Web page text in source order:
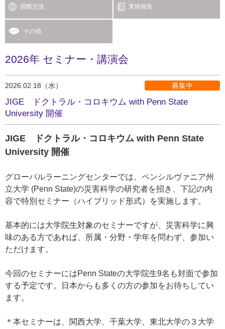
国際交流 実績報告
その他
2026年 セミナー・講演会
2026.02.18（水） 募集中
JIGE ドクトラル・コロキウム with Penn State
University 開催
JIGE ドクトラル・コロキウム with Penn State
University 開催
グローバルラーニングセンターでは、ペンシルヴァニア州
立大学 (Penn State)の災害科学の研究者を招き、下記の内
容で特別セミナー（ハイブリッド形式）を実施します。
基本的には大学院生対象のセミナーですが、災害科学に興
味のある方であれば、所属・分野・学年を問わず、参加い
ただけます。
今回のセミナーにはPenn Stateの大学院生9名も対面で参加
する予定です。日本からも多くの方の参加をお待ちしてい
ます。
＊本セミナーは、関西大学、千葉大学、東北大学の３大学